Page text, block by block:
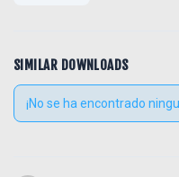
SIMILAR DOWNLOADS
¡No se ha encontrado